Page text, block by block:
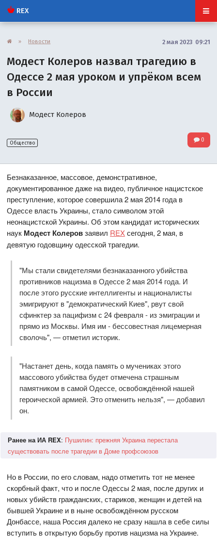
REX
» Новости 2 мая 2023 09:21
Модест Колеров назвал трагедию в
Одессе 2 мая уроком и упрёком всем
в России
Модест Колеров
Общество 0
Безнаказанное, массовое, демонстративное,
документированное даже на видео, публичное нацистское
преступление, которое совершила 2 мая 2014 года в
Одессе власть Украины, стало символом этой
неонацистской Украины. Об этом кандидат исторических
наук Модест Колеровзаявил REXсегодня, 2 мая, в
девятую годовщину одесской трагедии.
"Мы стали свидетелями безнаказанного убийства
противников нацизма в Одессе 2 мая 2014 года. И
после этого русские интеллигенты и националисты
эмигрируют в "демократический Киев", рвут свой
сфинктер за пацифизм с 24 февраля - из эмиграции и
прямо из Москвы. Имя им - бессовестная лицемерная
сволочь", — отметил историк.
"Настанет день, когда память о мучениках этого
массового убийства будет отмечена страшным
памятником в самой Одессе, освобождённой нашей
героической армией. Это отменить нельзя", — добавил
он.
Ранее на ИА REX: Пушилин: прежняя Украина перестала
существовать после трагедии в Доме профсоюзов
Но в России, по его словам, надо отметить тот не менее
скорбный факт, что и после Одессы 2 мая, после других и
новых убийств гражданских, стариков, женщин и детей на
бывшей Украине и в ныне освобождённом русском
Донбассе, наша Россия далеко не сразу нашла в себе силы
вступить в открытую борьбу против нацизма на Украине.